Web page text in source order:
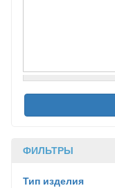
ФИЛЬТРЫ
Тип изделия